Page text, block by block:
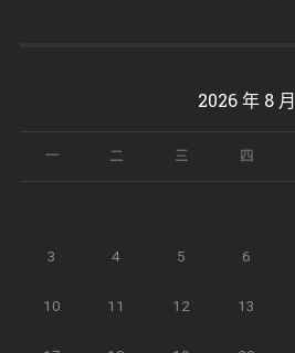
2026 年 8 月
一 二 三 四
3 4 5 6
10 11 12 13